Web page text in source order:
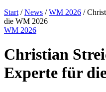
Start /News /WM 2026 /
die WM 2026
WM 2026
Christian
Experte für